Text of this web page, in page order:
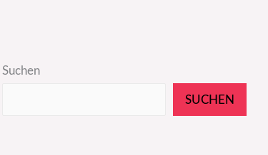
Suchen
SUCHEN